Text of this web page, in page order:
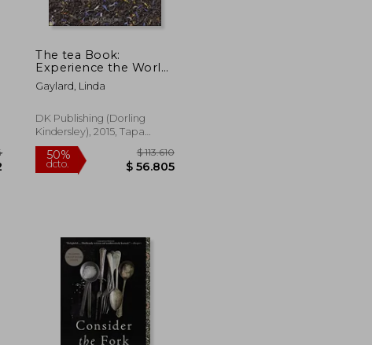
$ 114.564
$ 57.282
The tea Book:
Experience the World
s Finest Teas, Qualities,
Infusions, Rituals,
Gaylard, Linda
DK Publishing (Dorling
Kindersley), 2015, Tapa
Dura, Nuevo
50%
dcto.